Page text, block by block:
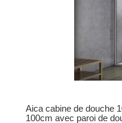
Aica cabine de douche
100cm avec paroi de